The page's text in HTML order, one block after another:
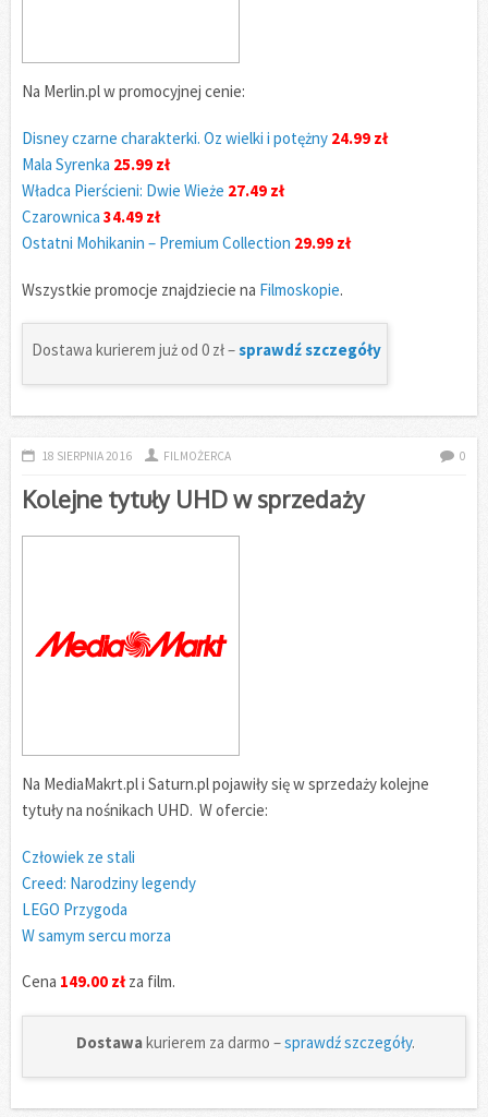
Na Merlin.pl w promocyjnej cenie:
Disney czarne charakterki. Oz wielki i potężny 24.99 zł
Mala Syrenka 25.99 zł
Władca Pierścieni: Dwie Wieże 27.49 zł
Czarownica 34.49 zł
Ostatni Mohikanin – Premium Collection 29.99 zł
Wszystkie promocje znajdziecie na Filmoskopie.
Dostawa kurierem już od 0 zł –sprawdź szczegóły
18 SIERPNIA 2016 FILMOŻERCA 0
Kolejne tytuły UHD w sprzedaży
Na MediaMakrt.pl i Saturn.pl pojawiły się w sprzedaży kolejne
tytuły na nośnikach UHD. W ofercie:
Człowiek ze stali
Creed: Narodziny legendy
LEGO Przygoda
W samym sercu morza
Cena 149.00 złza film.
Dostawakurierem za darmo –sprawdź szczegóły.